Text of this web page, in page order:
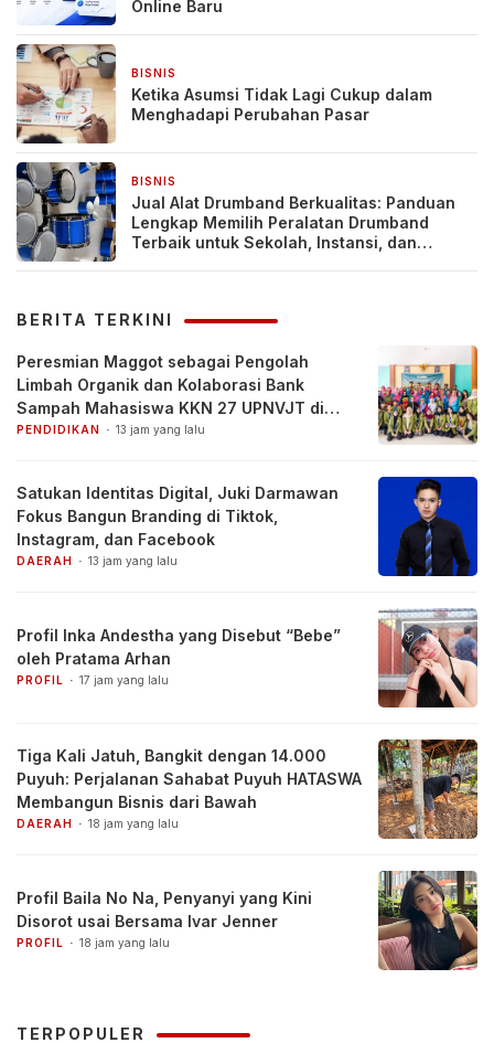
Online Baru
BISNIS
Ketika Asumsi Tidak Lagi Cukup dalam
Menghadapi Perubahan Pasar
BISNIS
Jual Alat Drumband Berkualitas: Panduan
Lengkap Memilih Peralatan Drumband
Terbaik untuk Sekolah, Instansi, dan
BERITA TERKINI
Peresmian Maggot sebagai Pengolah
Limbah Organik dan Kolaborasi Bank
Sampah Mahasiswa KKN 27 UPNVJT di
Desa Pacul, Bojonegoro
PENDIDIKAN 13 jam yang lalu
Satukan Identitas Digital, Juki Darmawan
Fokus Bangun Branding di Tiktok,
Instagram, dan Facebook
DAERAH 13 jam yang lalu
Profil Inka Andestha yang Disebut “Bebe”
oleh Pratama Arhan
PROFIL 17 jam yang lalu
Tiga Kali Jatuh, Bangkit dengan 14.000
Puyuh: Perjalanan Sahabat Puyuh HATASWA
Membangun Bisnis dari Bawah
DAERAH 18 jam yang lalu
Profil Baila No Na, Penyanyi yang Kini
Disorot usai Bersama Ivar Jenner
PROFIL 18 jam yang lalu
TERPOPULER